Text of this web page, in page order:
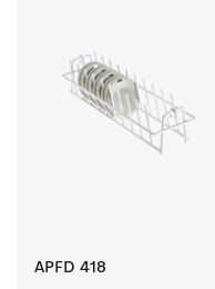
APFD 418